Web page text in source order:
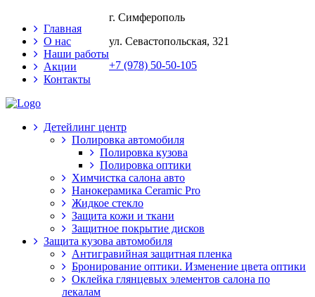
Главная
О нас
Наши работы
Акции
Контакты
г. Симферополь
ул. Севастопольская, 321
+7 (978) 50-50-105
Детейлинг центр
Полировка автомобиля
Полировка кузова
Полировка оптики
Химчистка салона авто
Нанокерамика Ceramic Pro
Жидкое стекло
Защита кожи и ткани
Защитное покрытие дисков
Защита кузова автомобиля
Антигравийная защитная пленка
Бронирование оптики. Изменение цвета оптики
Оклейка глянцевых элементов салона по
лекалам